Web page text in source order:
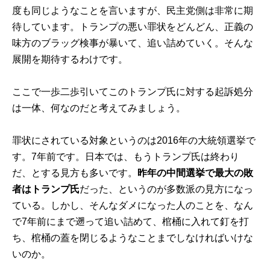
度も同じようなことを言いますが、民主党側は非常に期
待しています。トランプの悪い罪状をどんどん、正義の
味方のブラッグ検事が暴いて、追い詰めていく。そんな
展開を期待するわけです。
ここで一歩二歩引いてこのトランプ氏に対する起訴処分
は一体、何なのだと考えてみましょう。
罪状にされている対象というのは2016年の大統領選挙で
す。7年前です。日本では、もうトランプ氏は終わり
だ、とする見方も多いです。
昨年の中間選挙で最大の敗
者はトランプ氏だった、というのが多数派の見方になっ
ている。しかし、そんなダメになった人のことを、なん
で7年前にまで遡って追い詰めて、棺桶に入れて釘を打
ち、棺桶の蓋を閉じるようなことまでしなければいけな
いのか。